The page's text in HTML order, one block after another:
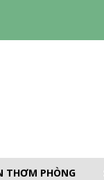
THƠM PHÒNG